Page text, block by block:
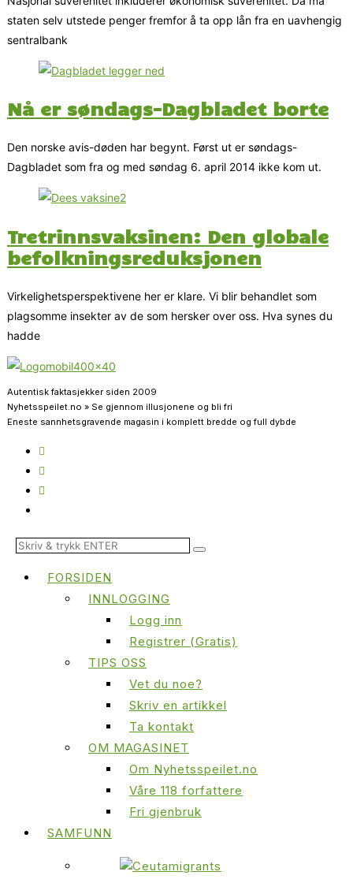
staten selv utstede penger fremfor å ta opp lån fra en uavhengig
sentralbank
Nå er søndags-Dagbladet borte
Den norske avis-døden har begynt. Først ut er søndags-
Dagbladet som fra og med søndag 6. april 2014 ikke kom ut.
Tretrinnsvaksinen: Den globale
befolkningsreduksjonen
Virkelighetsperspektivene her er klare. Vi blir behandlet som
plagsomme insekter av de som hersker over oss. Hva synes du
hadde
Autentisk faktasjekker siden 2009
Nyhetsspeilet.no » Se gjennom illusjonene og bli fri
Eneste sannhetsgravende magasin i komplett bredde og full dybde
FORSIDEN
INNLOGGING
Logg inn
Registrer (Gratis)
TIPS OSS
Vet du noe?
Skriv en artikkel
Ta kontakt
OM MAGASINET
Om Nyhetsspeilet.no
Våre 118 forfattere
Fri gjenbruk
SAMFUNN